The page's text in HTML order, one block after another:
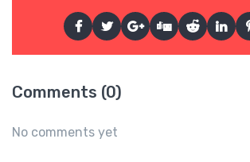
Comments (0)
No comments yet